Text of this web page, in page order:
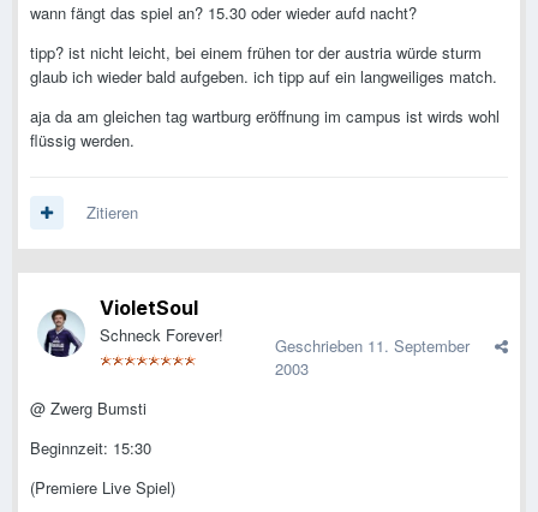
wann fängt das spiel an? 15.30 oder wieder aufd nacht?
tipp? ist nicht leicht, bei einem frühen tor der austria würde sturm
glaub ich wieder bald aufgeben. ich tipp auf ein langweiliges match.
aja da am gleichen tag wartburg eröffnung im campus ist wirds wohl
flüssig werden.
Zitieren
VioletSoul
Schneck Forever! Geschrieben 11. September
2003
@ Zwerg Bumsti
Beginnzeit: 15:30
(Premiere Live Spiel)